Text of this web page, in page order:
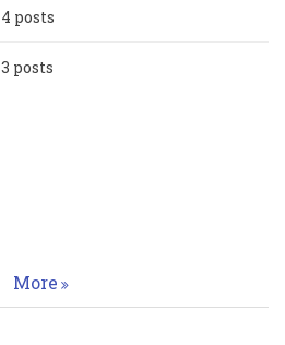
4 posts
3 posts
More